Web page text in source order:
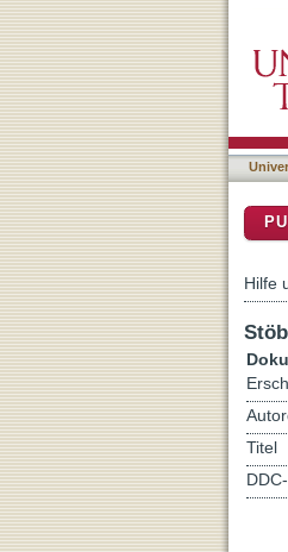
Hilfe
Titel